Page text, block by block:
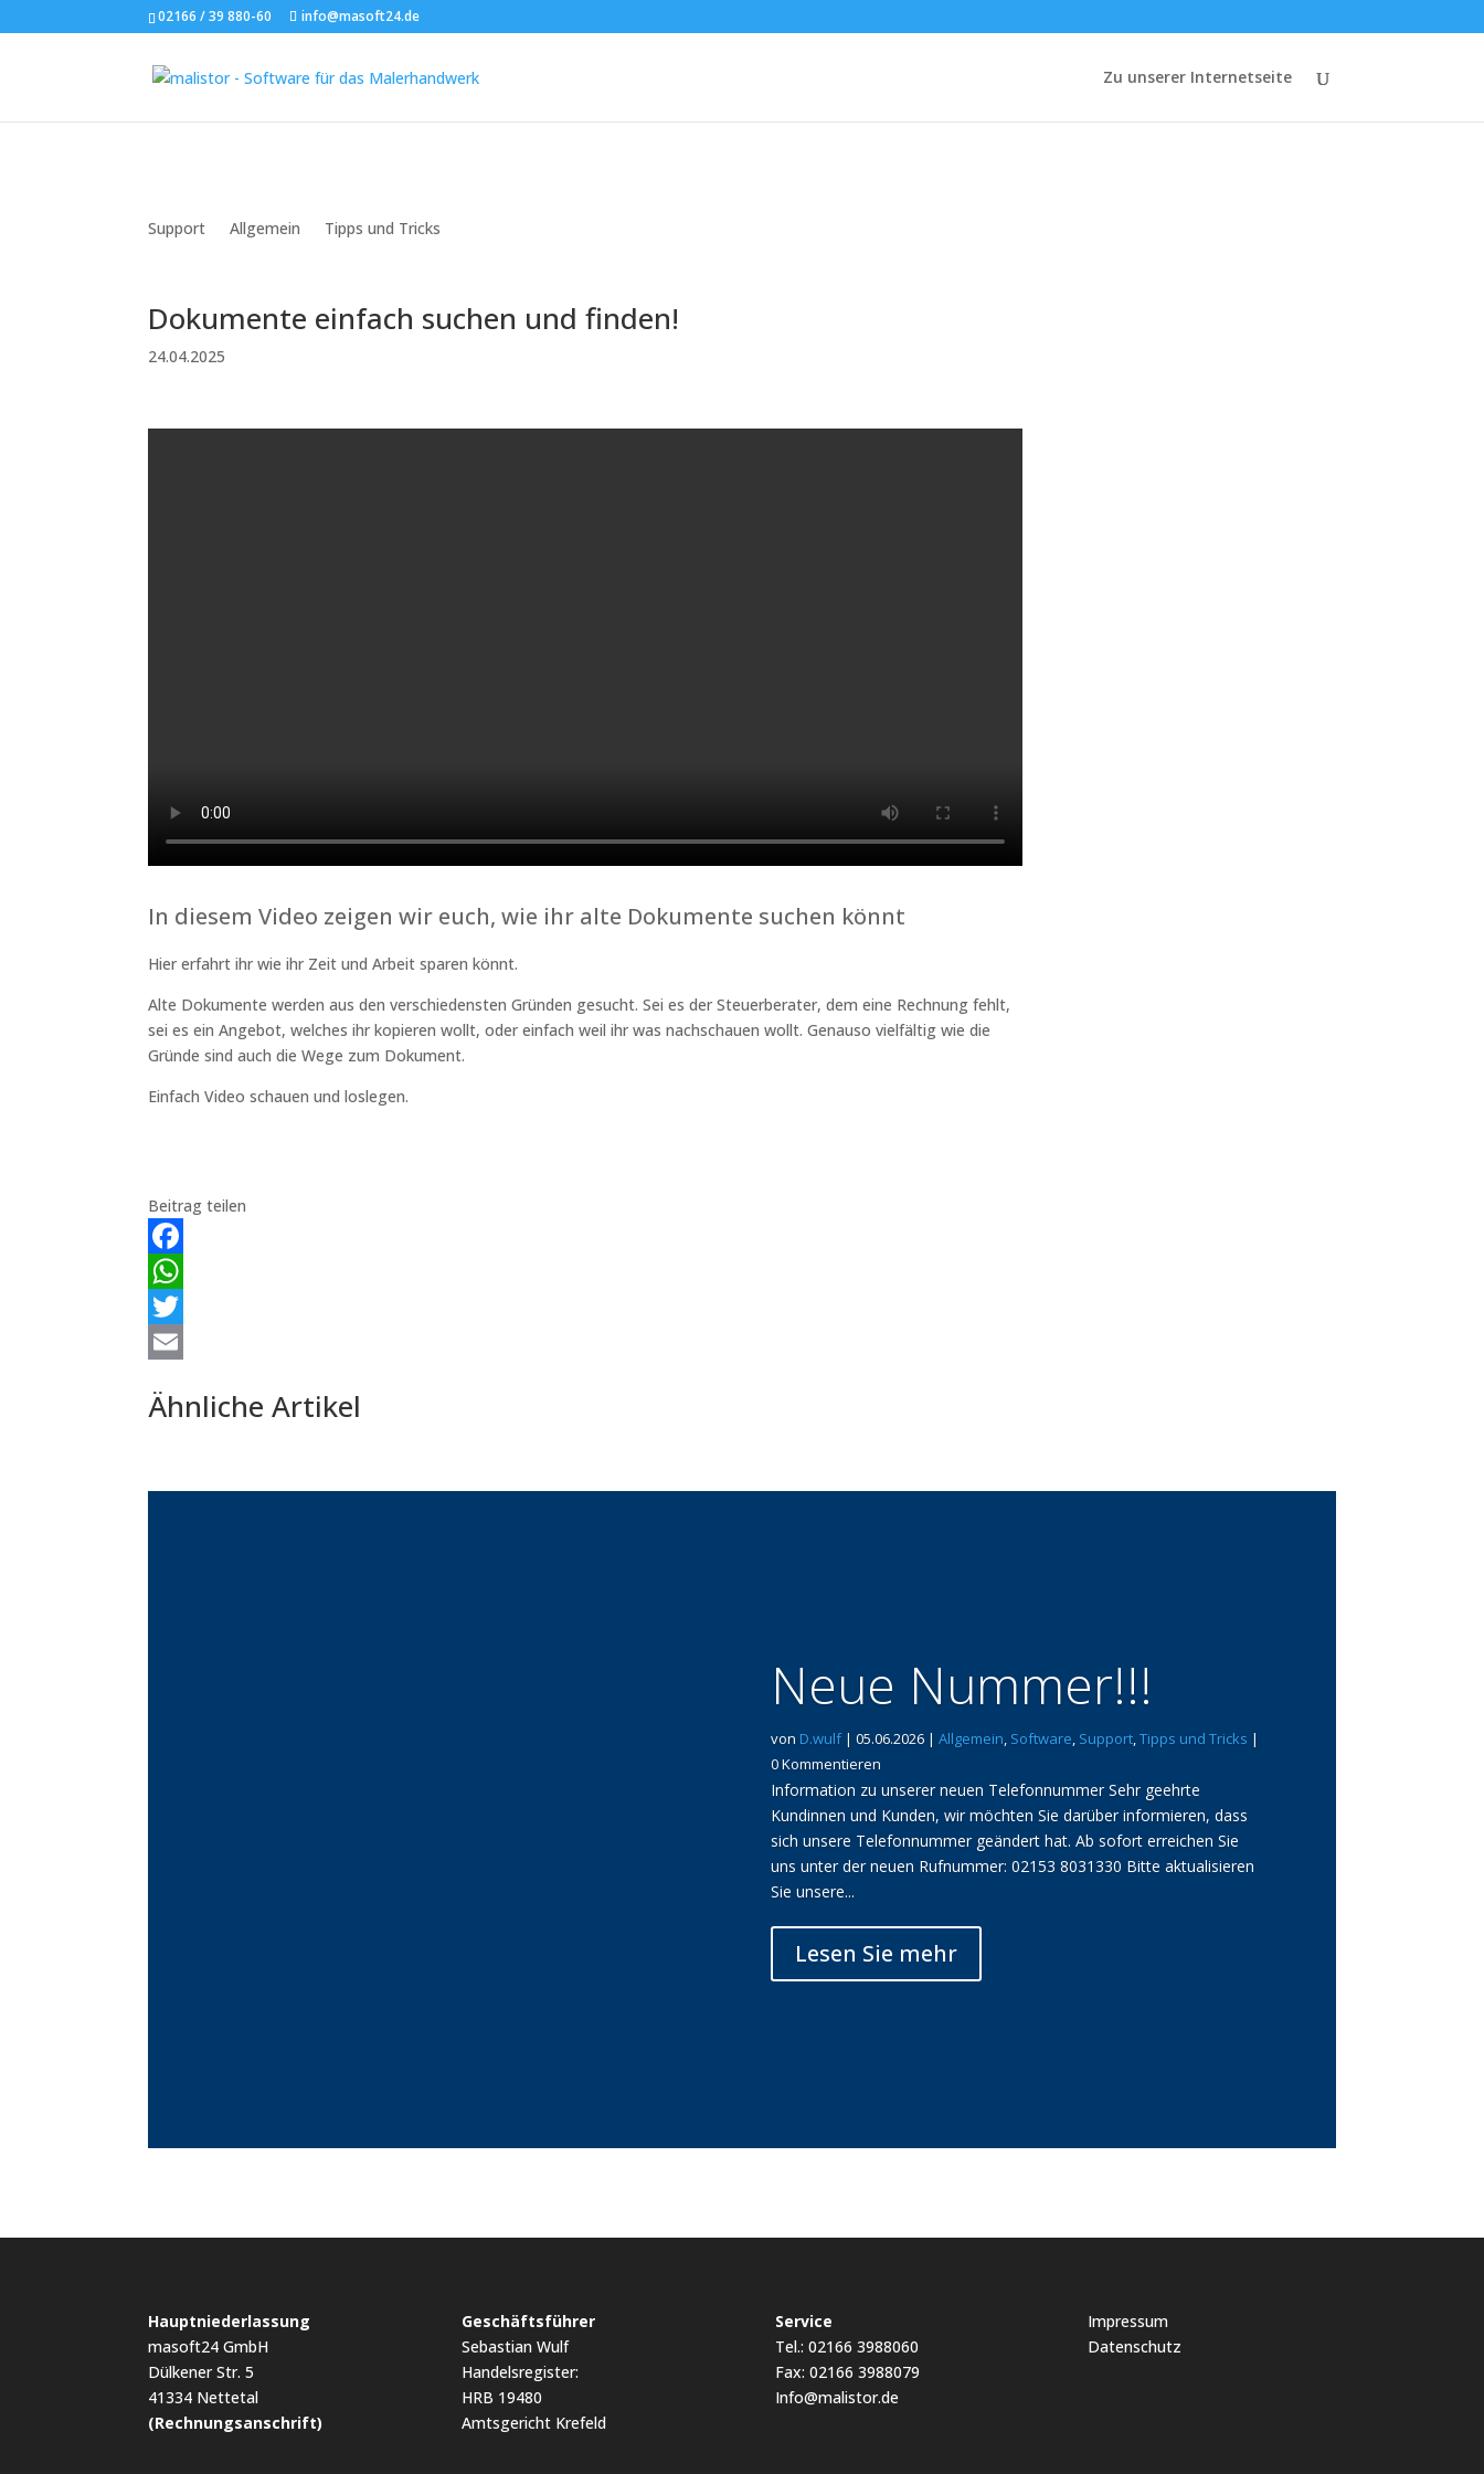
02166 / 39 880-60 info@masoft24.de
Zu unserer Internetseite
Support Allgemein Tipps und Tricks
Dokumente einfach suchen und finden!
24.04.2025
In diesem Video zeigen wir euch, wie ihr alte Dokumente suchen könnt
Hier erfahrt ihr wie ihr Zeit und Arbeit sparen könnt.
Alte Dokumente werden aus den verschiedensten Gründen gesucht. Sei es der Steuerberater, dem eine Rechnung fehlt,
sei es ein Angebot, welches ihr kopieren wollt, oder einfach weil ihr was nachschauen wollt. Genauso vielfältig wie die
Gründe sind auch die Wege zum Dokument.
Einfach Video schauen und loslegen.
Beitrag teilen
Facebook
WhatsApp
Twitter
Ähnliche Artikel
Neue Nummer!!!
von D.wulf|05.06.2026 |Allgemein Software Support ,Tipps und Tricks |
0 Kommentieren
Information zu unserer neuen Telefonnummer Sehr geehrte
Kundinnen und Kunden, wir möchten Sie darüber informieren, dass
sich unsere Telefonnummer geändert hat. Ab sofort erreichen Sie
uns unter der neuen Rufnummer: 02153 8031330 Bitte aktualisieren
Sie unsere...
Lesen Sie mehr
Hauptniederlassung
masoft24 GmbH
Dülkener Str. 5
41334 Nettetal
(Rechnungsanschrift)
Geschäftsführer
Sebastian Wulf
Handelsregister:
HRB 19480
Amtsgericht Krefeld
Service
Tel.: 02166 3988060
Fax: 02166 3988079
Info@malistor.de
Impressum
Datenschutz